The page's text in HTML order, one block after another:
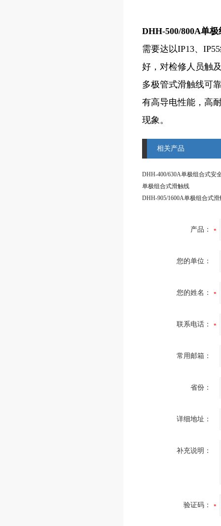
DHH-500/800A单
需要达以IP13、
好，对检修人员触
多极管式滑触线可
有高导电性能，高
现象。
相关产品
DHH-400/630A单极组合式安
单极组合式滑触线
产品：
您的单位：
您的姓名：
联系电话：
常用邮箱：
省份：
详细地址：
补充说明：
验证码：